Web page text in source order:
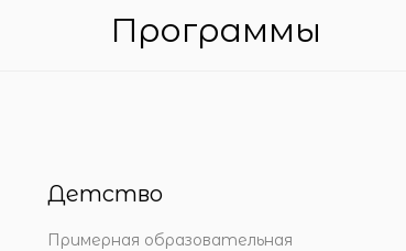
Программы
Детство
Примерная образовательная